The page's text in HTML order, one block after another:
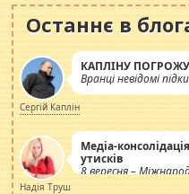
Останнє в
КАПЛІНУ
Вранці невідомі
Сергій Каплін
Медіа-
утисків
8 вересня –
журналістів.
Надія Труш